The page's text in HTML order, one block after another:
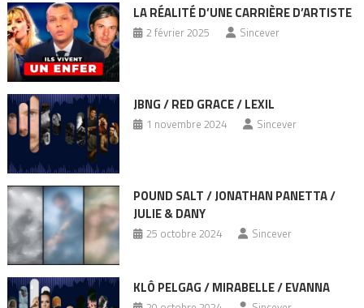
LA RÉALITÉ D’UNE CARRIÈRE D’ARTISTE
2 février 2025 Sincever
JBNG / RED GRACE / LEXIL
1 novembre 2024 Sincever
POUND SALT / JONATHAN PANETTA /
JULIE & DANY
25 octobre 2024 Sincever
KLÔ PELGAG / MIRABELLE / EVANNA